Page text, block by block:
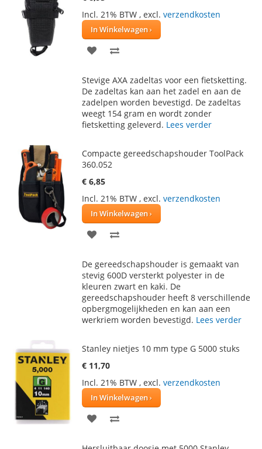
Incl. 21% BTW , excl. verzendkosten
In Winkelwagen
VOEG
AAN
VERLANGLIJST
TE
VERGELIJKEN
Stevige AXA zadeltas voor een fietsketting.
De zadeltas kan aan het zadel en aan de
zadelpen worden bevestigd. De zadeltas
weegt 154 gram en wordt zonder
fietsketting geleverd. Lees verder
Compacte gereedschapshouder ToolPack
360.052
€ 6,85
Incl. 21% BTW , excl. verzendkosten
In Winkelwagen
VOEG
AAN
VERLANGLIJST
TE
VERGELIJKEN
De gereedschapshouder is gemaakt van
stevig 600D versterkt polyester in de
kleuren zwart en kaki. De
gereedschapshouder heeft 8 verschillende
opbergmogelijkheden en kan aan een
werkriem worden bevestigd. Lees verder
Stanley nietjes 10 mm type G 5000 stuks
€ 11,70
Incl. 21% BTW , excl. verzendkosten
In Winkelwagen
VOEG